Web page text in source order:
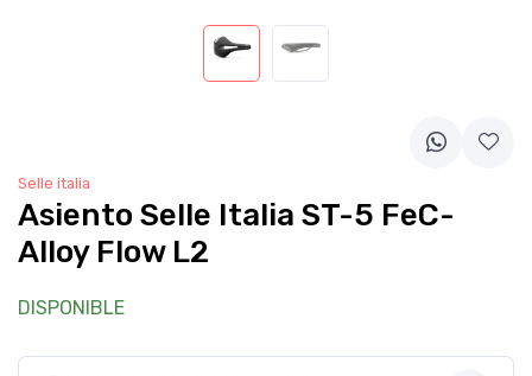
Selle italia
Asiento Selle Italia ST-5 FeC-
Alloy Flow L2
DISPONIBLE